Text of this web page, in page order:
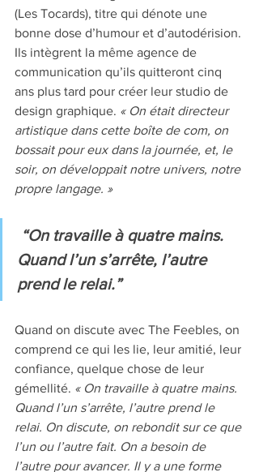
(Les Tocards), titre qui dénote une
bonne dose d’humour et d’autodérision.
Ils intègrent la même agence de
communication qu’ils quitteront cinq
ans plus tard pour créer leur studio de
design graphique. « On était directeur
artistique dans cette boîte de com, on
bossait pour eux dans la journée, et, le
soir, on développait notre univers, notre
propre langage. »
Quand l’un s’arrête, l’autre
prend le relai.”
Quand on discute avec The Feebles, on
comprend ce qui les lie, leur amitié, leur
confiance, quelque chose de leur
gémellité. « On travaille à quatre mains.
Quand l’un s’arrête, l’autre prend le
relai. On discute, on rebondit sur ce que
l’un ou l’autre fait. On a besoin de
l’autre pour avancer. Il y a une forme